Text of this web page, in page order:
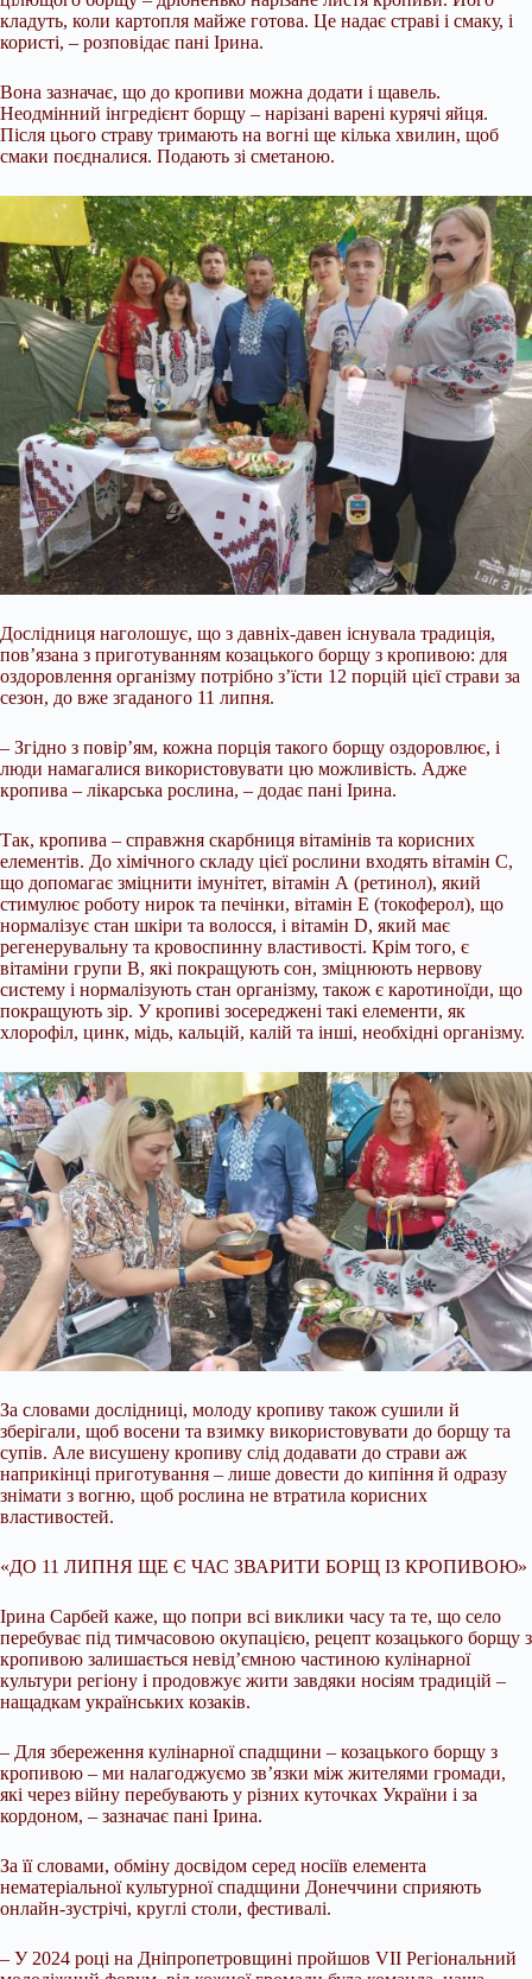
кладуть, коли картопля майже готова. Це надає страві і смаку, і
користі, – розповідає пані Ірина.
Вона зазначає, що до кропиви можна додати і щавель.
Неодмінний інгредієнт борщу – нарізані варені курячі яйця.
Після цього страву тримають на вогні ще кілька хвилин, щоб
смаки поєдналися. Подають зі сметаною.
Дослідниця наголошує, що з давніх-давен існувала традиція,
пов’язана з приготуванням козацького борщу з кропивою: для
оздоровлення організму потрібно з’їсти 12 порцій цієї страви за
сезон, до вже згаданого 11 липня.
– Згідно з повір’ям, кожна порція такого борщу оздоровлює, і
люди намагалися використовувати цю можливість. Адже
кропива – лікарська рослина, – додає пані Ірина.
Так, кропива – справжня скарбниця вітамінів та корисних
елементів. До хімічного складу цієї рослини входять вітамін С,
що допомагає зміцнити імунітет, вітамін А (ретинол), який
стимулює роботу нирок та печінки, вітамін Е (токоферол), що
нормалізує стан шкіри та волосся, і вітамін D, який має
регенерувальну та кровоспинну властивості. Крім того, є
вітаміни групи В, які покращують сон, зміцнюють нервову
систему і нормалізують стан організму, також є каротиноїди, що
покращують зір. У кропиві зосереджені такі елементи, як
хлорофіл, цинк, мідь, кальцій, калій та інші, необхідні організму.
За словами дослідниці, молоду кропиву також сушили й
зберігали, щоб восени та взимку використовувати до борщу та
супів. Але висушену кропиву слід додавати до страви аж
наприкінці приготування – лише довести до кипіння й одразу
знімати з вогню, щоб рослина не втратила корисних
властивостей.
«ДО 11 ЛИПНЯ ЩЕ Є ЧАС ЗВАРИТИ БОРЩ ІЗ КРОПИВОЮ»
Ірина Сарбей каже, що попри всі виклики часу та те, що село
перебуває під тимчасовою окупацією, рецепт козацького борщу з
кропивою залишається невід’ємною частиною кулінарної
культури регіону і продовжує жити завдяки носіям традицій –
нащадкам українських козаків.
– Для збереження кулінарної спадщини – козацького борщу з
кропивою – ми налагоджуємо зв’язки між жителями громади,
які через війну перебувають у різних куточках України і за
кордоном, – зазначає пані Ірина.
За її словами, обміну досвідом серед носіїв елемента
нематеріальної культурної спадщини Донеччини сприяють
онлайн-зустрічі, круглі столи, фестивалі.
– У 2024 році на Дніпропетровщині пройшов VII Регіональний